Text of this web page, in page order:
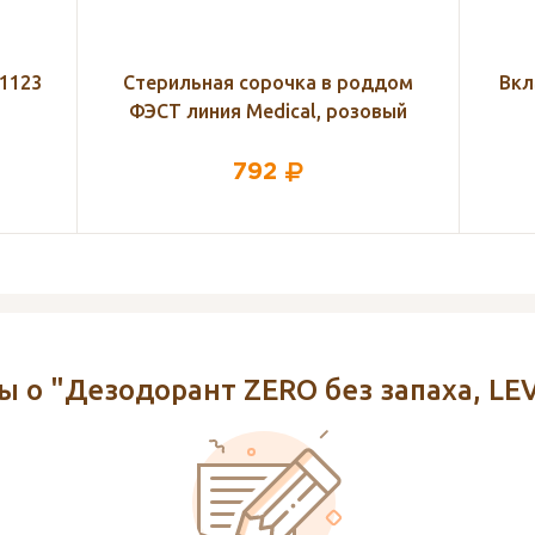
Вкладыши в бюстгальтер, Helen
Harper, 30 шт.
465
о "Дезодорант ZERO без запаха,